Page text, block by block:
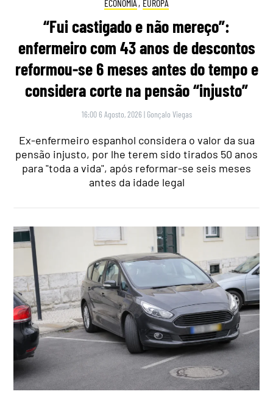
ECONOMIA , EUROPA
“Fui castigado e não mereço”:
enfermeiro com 43 anos de descontos
reformou-se 6 meses antes do tempo e
considera corte na pensão “injusto”
16:00 6 Agosto, 2026 | Gonçalo Viegas
Ex-enfermeiro espanhol considera o valor da sua
pensão injusto, por lhe terem sido tirados 50 anos
para "toda a vida", após reformar-se seis meses
antes da idade legal